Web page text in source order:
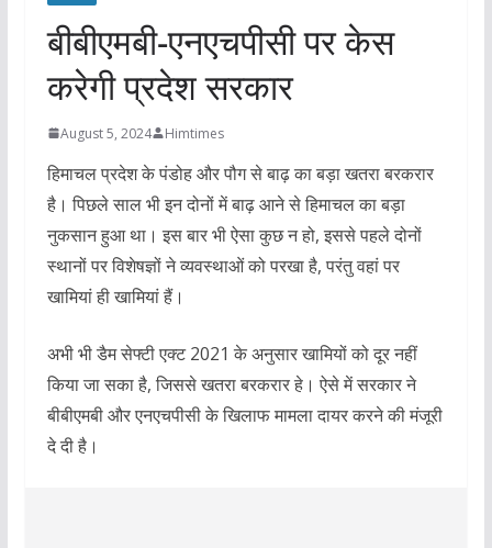
बीबीएमबी-एनएचपीसी पर केस
करेगी प्रदेश सरकार
August 5, 2024 Himtimes
हिमाचल प्रदेश के पंडोह और पौग से बाढ़ का बड़ा खतरा बरकरार
है। पिछले साल भी इन दोनों में बाढ़ आने से हिमाचल का बड़ा
नुकसान हुआ था। इस बार भी ऐसा कुछ न हो, इससे पहले दोनों
स्थानों पर विशेषज्ञों ने व्यवस्थाओं को परखा है, परंतु वहां पर
खामियां ही खामियां हैं।
अभी भी डैम सेफ्टी एक्ट 2021 के अनुसार खामियों को दूर नहीं
किया जा सका है, जिससे खतरा बरकरार हे। ऐसे में सरकार ने
बीबीएमबी और एनएचपीसी के खिलाफ मामला दायर करने की मंजूरी
दे दी है।